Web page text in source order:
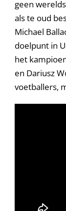
geen
als te oud
Michael
doelpunt in
het
en Dariusz
voetballers,